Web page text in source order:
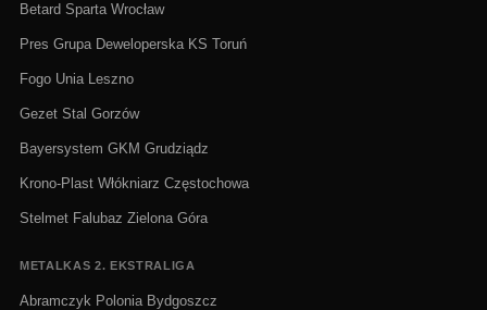
Betard Sparta Wrocław
Pres Grupa Deweloperska KS Toruń
Fogo Unia Leszno
Gezet Stal Gorzów
Bayersystem GKM Grudziądz
Krono-Plast Włókniarz Częstochowa
Stelmet Falubaz Zielona Góra
METALKAS 2. EKSTRALIGA
Abramczyk Polonia Bydgoszcz